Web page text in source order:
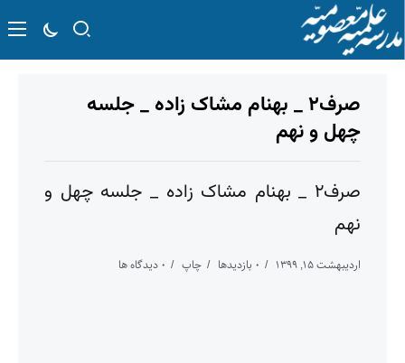
صرف۲ _ بهنام مشاک زاده _ جلسه
چهل و نهم
صرف۲ _ بهنام مشاک زاده _ جلسه چهل و
نهم
اردیبهشت ۱۵, ۱۳۹۹ ۰ بازدیدها چاپ ۰ دیدگاه ها